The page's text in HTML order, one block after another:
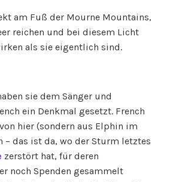
am Fuß der Mourne Mountains,
reichen und bei diesem Licht
als sie eigentlich sind.
sie dem Sänger und
ein Denkmal gesetzt. French
hier (sondern aus Elphin im
– das ist da, wo der Sturm letztes
zerstört hat, für deren
noch Spenden gesammelt